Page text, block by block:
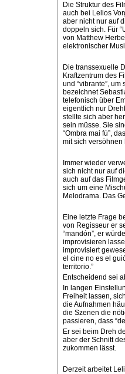
Die Struktur des
auch bei Lelios
aber nicht nur auf
doppeln sich. Für
von Matthew
elektronischer
Die transsexuelle
Kraftzentrum des
und “vibrante”,
bezeichnet
telefonisch über
eigentlich nur
stellte sich aber
sein müsse. Sie
“Ombra mai fù”,
mit sich versöhnen
Immer wieder
sich nicht nur auf
auch auf das
sich um eine
Melodrama. Das
Eine letzte Frage
von Regisseur er
“mandón”, er
improvisieren
improvisiert
el cine no es el
territorio.”
Entscheidend sei
In langen
Freiheit lassen,
die Aufnahmen
die Szenen die
passieren, dass
Er sei beim Dreh
aber der Schnitt
zukommen lässt.
Derzeit arbeitet